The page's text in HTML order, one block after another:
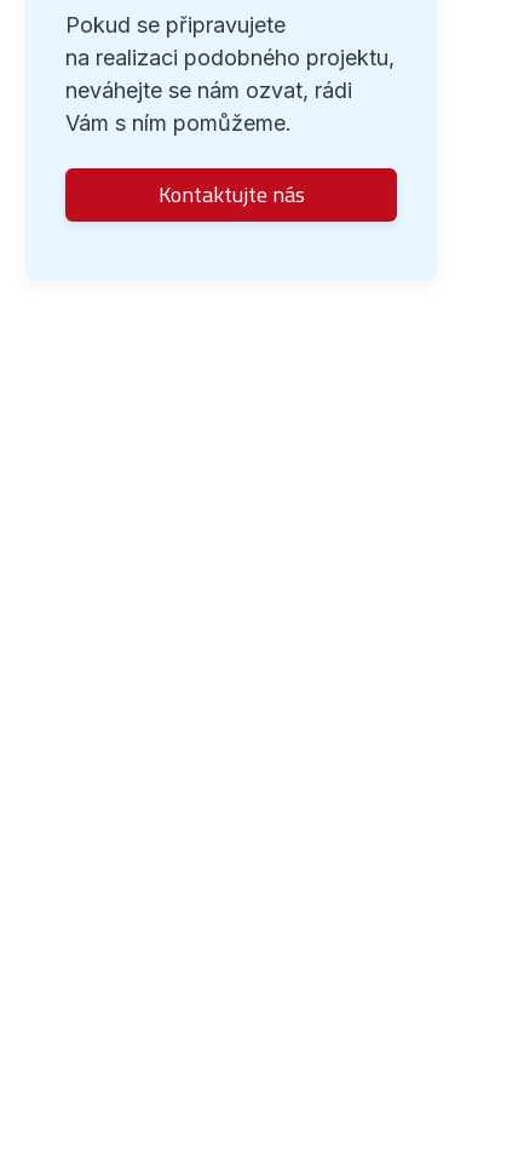
Pokud se připravujete
na realizaci podobného projektu,
neváhejte se nám ozvat, rádi
Vám s ním pomůžeme.
Kontaktujte nás